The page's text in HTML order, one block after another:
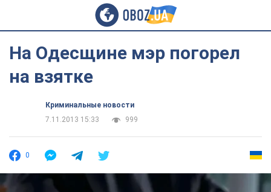
На Одесщине мэр погорел
на взятке
Криминальные новости
7.11.2013 15:33
999
0